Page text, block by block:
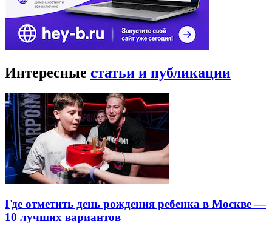
Интересные статьи и публикации
Где отметить день рождения ребенка в Москве —
10 лучших вариантов